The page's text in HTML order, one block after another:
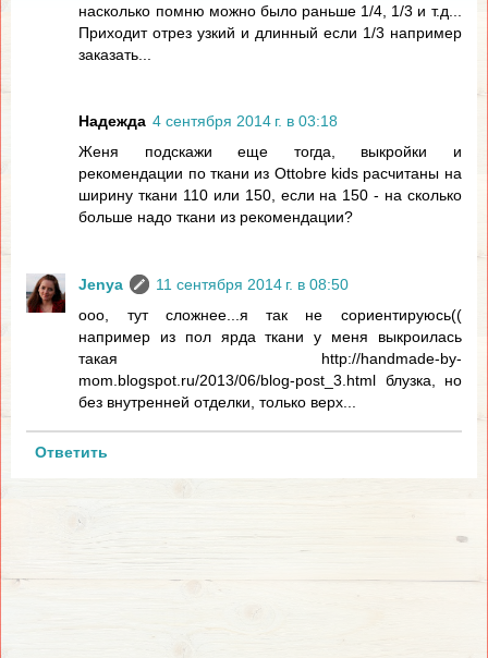
насколько помню можно было раньше 1/4, 1/3 и т.д...
Приходит отрез узкий и длинный если 1/3 например
заказать...
Надежда 4 сентября 2014 г. в 03:18
Женя подскажи еще тогда, выкройки и
рекомендации по ткани из Ottobre kids расчитаны на
ширину ткани 110 или 150, если на 150 - на сколько
больше надо ткани из рекомендации?
Jenya
11 сентября 2014 г. в 08:50
ооо, тут сложнее...я так не сориентируюсь((
например из пол ярда ткани у меня выкроилась
такая http://handmade-by-
mom.blogspot.ru/2013/06/blog-post_3.html блузка, но
без внутренней отделки, только верх...
Ответить